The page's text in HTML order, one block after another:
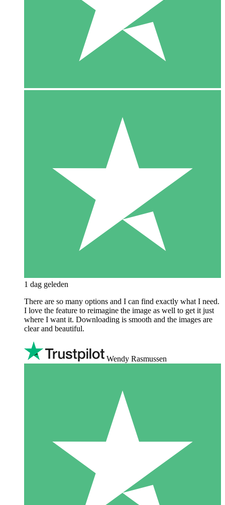
1 dag geleden
There are so many options and I can find exactly what I need.
I love the feature to reimagine the image as well to get it just
where I want it. Downloading is smooth and the images are
clear and beautiful.
Wendy Rasmussen